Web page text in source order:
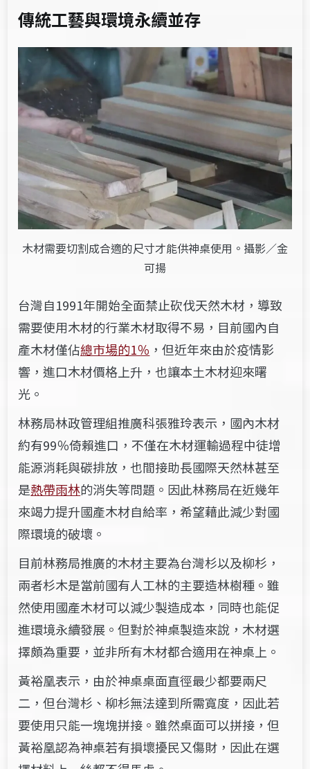
傳統工藝與環境永續並存
木材需要切割成合適的尺寸才能供神桌使用。攝影／金
可揚
台灣自1991年開始全面禁止砍伐天然木材，導致
需要使用木材的行業木材取得不易，目前國內自
產木材僅佔總市場的1％ ，但近年來由於疫情影
響，進口木材價格上升，也讓本土木材迎來曙
光。
林務局林政管理組推廣科張雅玲表示，國內木材
約有99％倚賴進口，不僅在木材運輸過程中徒增
能源消耗與碳排放，也間接助長國際天然林甚至
是熱帶雨林的消失等問題。因此林務局在近幾年
來竭力提升國產木材自給率，希望藉此減少對國
際環境的破壞。
目前林務局推廣的木材主要為台灣杉以及柳杉，
兩者杉木是當前國有人工林的主要造林樹種。雖
然使用國產木材可以減少製造成本，同時也能促
進環境永續發展。但對於神桌製造來說，木材選
擇頗為重要，並非所有木材都合適用在神桌上。
黃裕凰表示，由於神桌桌面直徑最少都要兩尺
二，但台灣杉、柳杉無法達到所需寬度，因此若
要使用只能一塊塊拼接。雖然桌面可以拼接，但
黃裕凰認為神桌若有損壞擾民又傷財，因此在選